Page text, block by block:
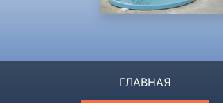
ГЛАВНАЯ